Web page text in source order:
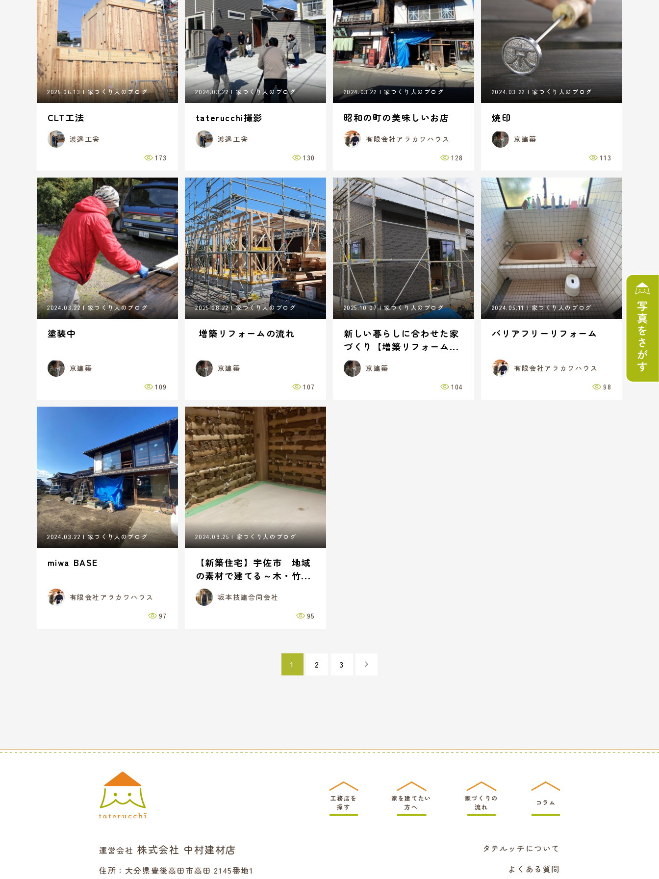
2025.06.13 家つくり人のブログ
CLT工法
渡邉工舎
173
2024.03.22 家つくり人のブログ
taterucchi撮影
渡邉工舎
130
2024.03.22 家つくり人のブログ
昭和の町の美味しいお店
有限会社アラカワハウス
128
2024.03.22 家つくり人のブログ
焼印
京建築
113
2024.03.22 家つくり人のブログ
塗装中
京建築
109
2025.08.22 家つくり人のブログ
増築リフォームの流れ
京建築
107
2025.10.07 家つくり人のブログ
新しい暮らしに合わせた家
づくり【増築リフォーム...
京建築
104
2024.05.11 家つくり人のブログ
バリアフリーリフォーム
有限会社アラカワハウス
98
2024.03.22 家つくり人のブログ
miwa BASE
有限会社アラカワハウス
97
2024.09.25 家つくり人のブログ
【新築住宅】宇佐市 地域
の素材で建てる～木・竹...
坂本技建合同会社
95
1 2 3 
工務店を
探す
家を建てたい
方へ
家づくりの
流れ
コラム
タテルッチについて
よくある質問
運営会社 株式会社 中村建材店
住所：大分県豊後高田市高田 2145番地1